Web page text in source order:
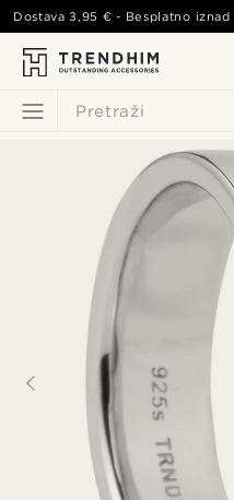
Pretraži
Dostava3,95 € - Besplatno iznad